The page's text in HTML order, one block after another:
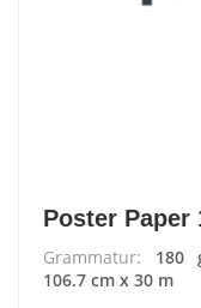
Poster Paper
Grammatur: 180
106.7 cm x 30 m